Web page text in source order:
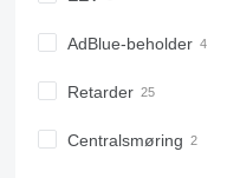
AdBlue-beholder
Retarder
Centralsmøring